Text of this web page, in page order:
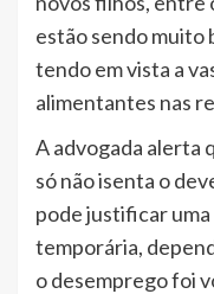
estão sendo muito
tendo em vista a
alimentantes nas
A advogada alerta
só não isenta o
pode justificar
temporária,
o desemprego foi